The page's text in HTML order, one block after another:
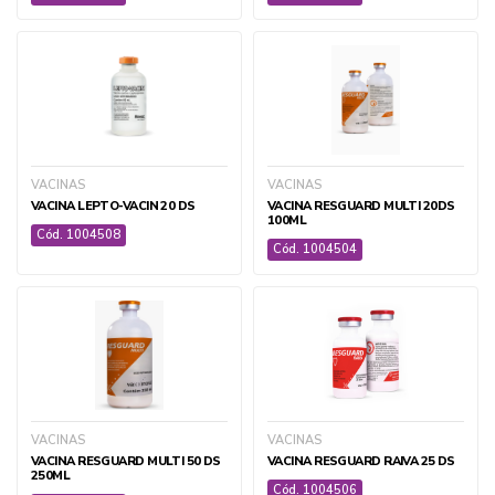
VACINAS
VACINA LEPTO-VACIN 20 DS
Cód. 1004508
VACINAS
VACINA RESGUARD MULTI 20DS
100ML
Cód. 1004504
VACINAS
VACINA RESGUARD MULTI 50 DS
250ML
VACINAS
VACINA RESGUARD RAIVA 25 DS
Cód. 1004506
SUPLEMENTOS E HOMEOPÁTICOS PET
+ ver todas
AGRÍCOLA
AGRI GEN
BIOLÓGICOS
DEFENSIVOS
FERTILIZANTES
SEMENTES